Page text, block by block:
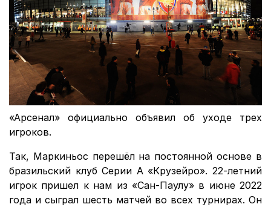
«Арсенал» официально объявил об уходе трех
игроков.
Так, Маркиньос перешёл на постоянной основе в
бразильский клуб Серии А «Крузейро». 22-летний
игрок пришел к нам из «Сан-Паулу» в июне 2022
года и сыграл шесть матчей во всех турнирах. Он